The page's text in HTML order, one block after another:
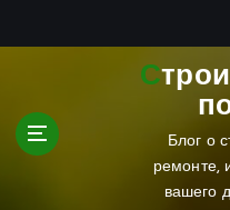
Строительный
Блог о
ремонте,
вашего